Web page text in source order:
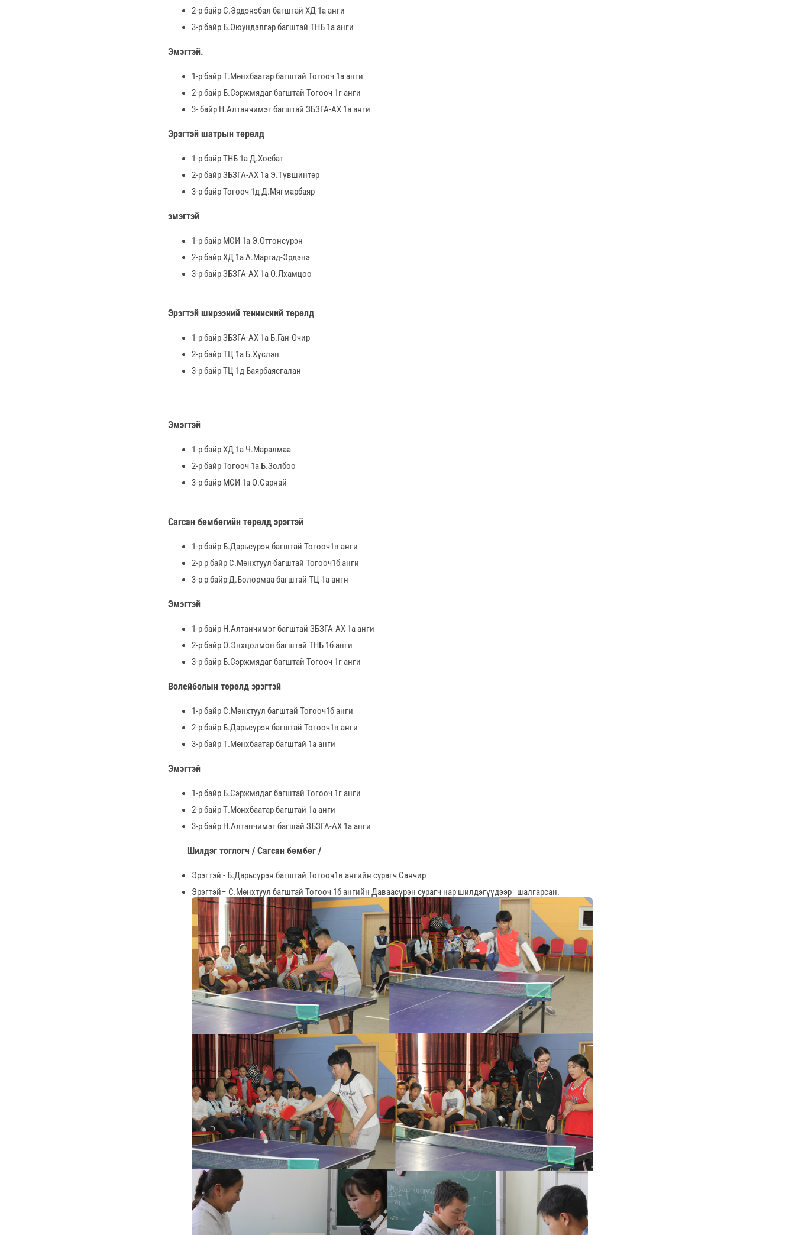
2-р байр С.Эрдэнэбал багштай ХД 1а анги
3-р байр Б.Оюундэлгэр багштай ТНБ 1а анги
Эмэгтэй.
1-р байр Т.Мөнхбаатар багштай Тогооч 1а анги
2-р байр Б.Сэржмядаг багштай Тогооч 1г анги
3- байр Н.Алтанчимэг багштай ЗБЗГА-АХ 1а анги
Эрэгтэй шатрын төрөлд
1-р байр ТНБ 1а Д.Хосбат
2-р байр ЗБЗГА-АХ 1а Э.Түвшинтөр
3-р байр Тогооч 1д Д.Мягмарбаяр
эмэгтэй
1-р байр МСИ 1а Э.Отгонсүрэн
2-р байр ХД 1а А.Маргад-Эрдэнэ
3-р байр ЗБЗГА-АХ 1а О.Лхамцоо
Эрэгтэй ширээний теннисний төрөлд
1-р байр ЗБЗГА-АХ 1а Б.Ган-Очир
2-р байр ТЦ 1а Б.Хүслэн
3-р байр ТЦ 1д Баярбаясгалан
Эмэгтэй
1-р байр ХД 1а Ч.Маралмаа
2-р байр Тогооч 1а Б.Золбоо
3-р байр МСИ 1а О.Сарнай
Сагсан бөмбөгийн төрөлд эрэгтэй
1-р байр Б.Дарьсүрэн багштай Тогооч1в анги
2-р р байр С.Мөнхтуул багштай Тогооч1б анги
3-р р байр Д.Болормаа багштай ТЦ 1а ангн
Эмэгтэй
1-р байр Н.Алтанчимэг багштай ЗБЗГА-АХ 1а анги
2-р байр О.Энхцолмон багштай ТНБ 1б анги
3-р байр Б.Сэржмядаг багштай Тогооч 1г анги
Волейболын төрөлд эрэгтэй
1-р байр С.Мөнхтуул багштай Тогооч1б анги
2-р байр Б.Дарьсүрэн багштай Тогооч1в анги
3-р байр Т.Мөнхбаатар багштай 1а анги
Эмэгтэй
1-р байр Б.Сэржмядаг багштай Тогооч 1г анги
2-р байр Т.Мөнхбаатар багштай 1а анги
3-р байр Н.Алтанчимэг багшай ЗБЗГА-АХ 1а анги
Шилдэг тоглогч / Сагсан бөмбөг /
Эрэгтэй - Б.Дарьсүрэн багштай Тогооч1в ангийн сурагч Санчир
Эрэгтэй– С.Мөнхтуул багштай Тогооч 1б ангийн Даваасүрэн сурагч нар шилдэгүүдээр шалгарсан.